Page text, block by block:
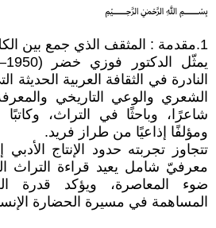
﷽
1.مقدمة : المثقف الذي جمع بين الكلمة والعلم
النادرة في الثقافة العربية
الشعري والوعي التاريخي
شاعرًا، وباحثًا في التراث، وكاتبًا
ومؤلفًا إذاعيًا من طراز فريد.
تتجاوز تجربته حدود الإنتاج
معرفيّ شامل يعيد قراءة التراث
ضوء المعاصرة، ويؤكد قدرة
المساهمة في مسيرة الحضارة